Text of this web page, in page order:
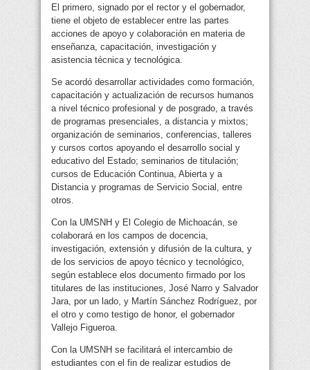
El primero, signado por el rector y el gobernador,
tiene el objeto de establecer entre las partes
acciones de apoyo y colaboración en materia de
enseñanza, capacitación, investigación y
asistencia técnica y tecnológica.
Se acordó desarrollar actividades como formación,
capacitación y actualización de recursos humanos
a nivel técnico profesional y de posgrado, a través
de programas presenciales, a distancia y mixtos;
organización de seminarios, conferencias, talleres
y cursos cortos apoyando el desarrollo social y
educativo del Estado; seminarios de titulación;
cursos de Educación Continua, Abierta y a
Distancia y programas de Servicio Social, entre
otros.
Con la UMSNH y El Colegio de Michoacán, se
colaborará en los campos de docencia,
investigación, extensión y difusión de la cultura, y
de los servicios de apoyo técnico y tecnológico,
según establece elos documento firmado por los
titulares de las instituciones, José Narro y Salvador
Jara, por un lado, y Martín Sánchez Rodríguez, por
el otro y como testigo de honor, el gobernador
Vallejo Figueroa.
Con la UMSNH se facilitará el intercambio de
estudiantes con el fin de realizar estudios de